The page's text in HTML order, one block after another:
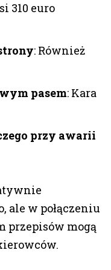
310 euro
: Również
pasem: Kara
przy awarii
ale w połączeniu
przepisów mogą